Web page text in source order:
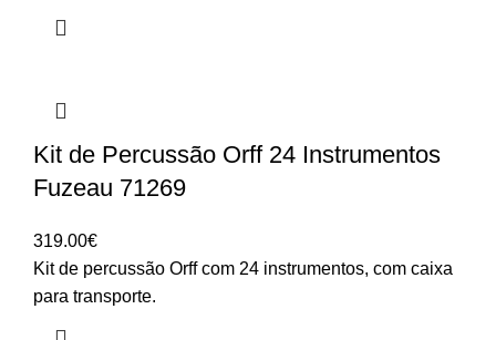
Kit de Percussão Orff 24 Instrumentos
Fuzeau 71269
319.00€
Kit de percussão Orff com 24 instrumentos, com caixa
para transporte.